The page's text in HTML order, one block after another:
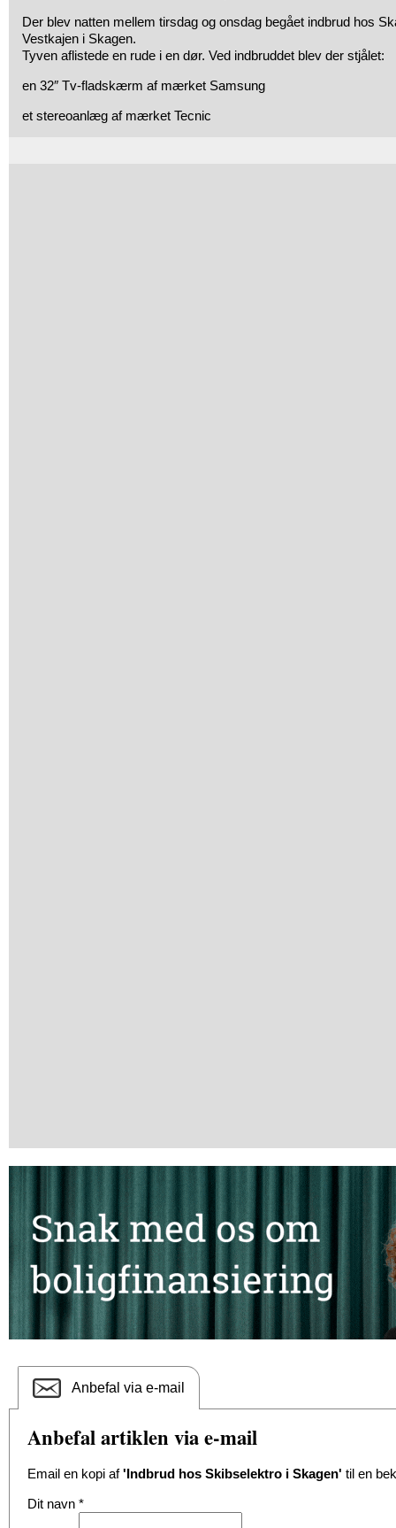
Der blev natten mellem tirsdag og onsdag begået indbrud hos
Vestkajen i Skagen.
Tyven aflistede en rude i en dør. Ved indbruddet blev der stjålet:
en 32″ Tv-fladskærm af mærket Samsung
et stereoanlæg af mærket Tecnic
Anbefal via e-mail
Anbefal artiklen via e-mail
Email en kopi af'Indbrud hos Skibselektro i Skagen' til en
Dit navn *